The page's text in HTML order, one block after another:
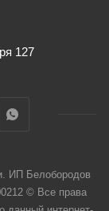
127
ИП Белобородов
© Все права